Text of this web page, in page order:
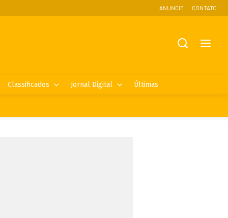
ANUNCIE CONTATO
Classificados Jornal Digital Últimas